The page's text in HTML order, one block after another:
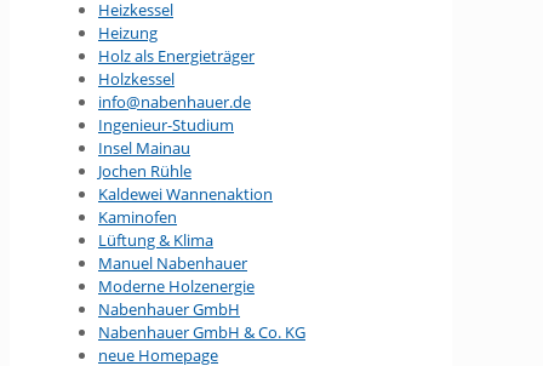
Heizkessel
Heizung
Holz als Energieträger
Holzkessel
info@nabenhauer.de
Ingenieur-Studium
Insel Mainau
Jochen Rühle
Kaldewei Wannenaktion
Kaminofen
Lüftung & Klima
Manuel Nabenhauer
Moderne Holzenergie
Nabenhauer GmbH
Nabenhauer GmbH & Co. KG
neue Homepage